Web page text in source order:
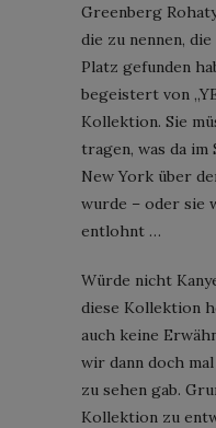
Greenberg
die zu nennen,
Platz gefunden
begeistert von
Kollektion. Sie
tragen, was da
New York über
wurde – oder sie
entlohnt …
Würde nicht
diese Kollektion
auch keine
wir dann doch
zu sehen gab.
Kollektion zu